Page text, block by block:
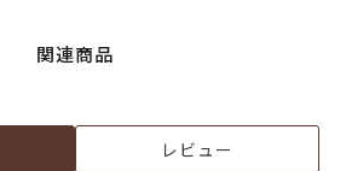
関連商品
レビュー